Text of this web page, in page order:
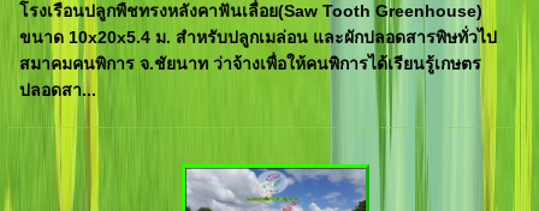
โรงเรือนปลูกพืชทรงหลังคาฟันเลื่อย(Saw Tooth Greenhouse)
ขนาด 10x20x5.4 ม. สำหรับปลูกเมล่อน และผักปลอดสารพิษทั่วไป
สมาคมคนพิการ จ.ชัยนาท ว่าจ้างเพื่อให้คนพิการได้เรียนรู้เกษตร
ปลอดสา...